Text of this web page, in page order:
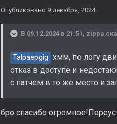
Опубликовано 9 декабря, 2024
В 09.12.2024 в 21:51, zippa
Talpaepgig хмм, по логу
отказ в доступе и
с патчем в то же место и
бро спасибо